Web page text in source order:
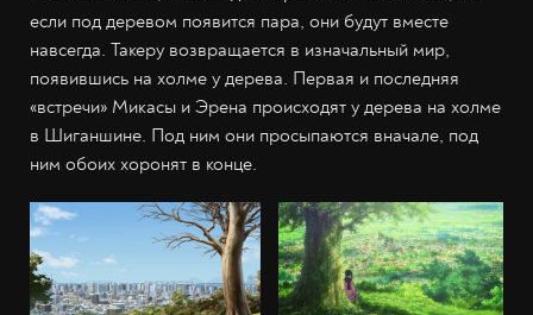
если под деревом появится пара, они будут вместе
навсегда. Такеру возвращается в изначальный мир,
появившись на холме у дерева. Первая и последняя
«встречи» Микасы и Эрена происходят у дерева на холме
в Шиганшине. Под ним они просыпаются вначале, под
ним обоих хоронят в конце.